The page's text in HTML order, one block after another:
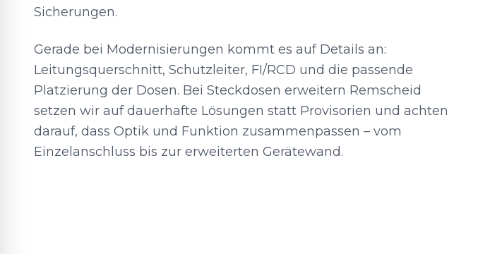
Sicherungen.
Gerade bei Modernisierungen kommt es auf Details an:
Leitungsquerschnitt, Schutzleiter, FI/RCD und die passende
Platzierung der Dosen. Bei Steckdosen erweitern Remscheid
setzen wir auf dauerhafte Lösungen statt Provisorien und achten
darauf, dass Optik und Funktion zusammenpassen – vom
Einzelanschluss bis zur erweiterten Gerätewand.